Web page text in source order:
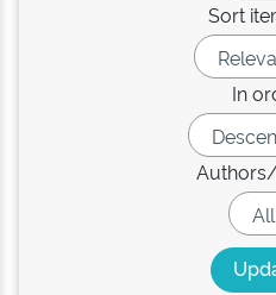
Sort
In